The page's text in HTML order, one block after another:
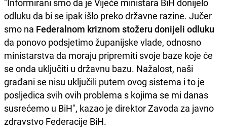
odluku da bi se ipak išlo preko državne razine. Jučer
smo na Federalnom kriznom stožeru donijeli odluku
da ponovo podsjetimo županijske vlade, odnosno
ministarstva da moraju pripremiti svoje baze koje će
se onda uključiti u državnu bazu. Nažalost, naši
građani se nisu uključili putem ovog sistema i to je
posljedica svih ovih problema s kojima se mi danas
susrećemo u BiH", kazao je direktor Zavoda za javno
zdravstvo Federacije BiH.